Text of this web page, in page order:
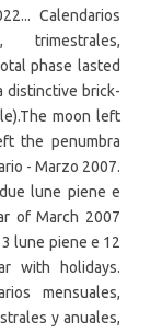
Calendarios
trimestrales,
phase lasted
distinctive brick-
moon left
the penumbra
- Marzo 2007.
lune piene e
of March 2007
lune piene e 12
with holidays.
mensuales,
y anuales,